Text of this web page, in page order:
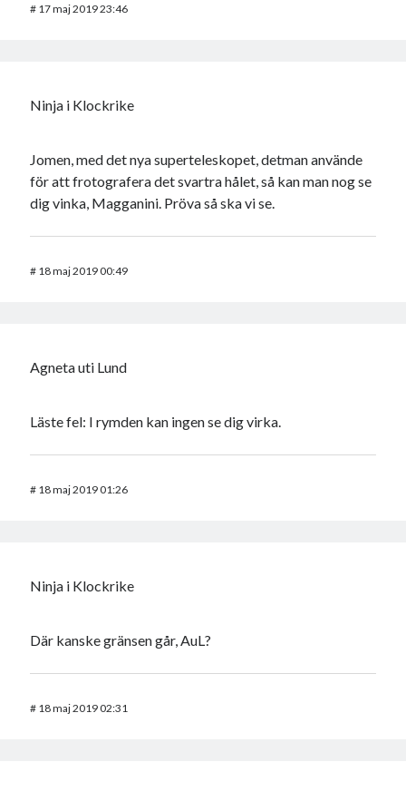
# 17 maj 2019 23:46
Ninja i Klockrike
Jomen, med det nya superteleskopet, detman använde
för att frotografera det svartra hålet, så kan man nog se
dig vinka, Magganini. Pröva så ska vi se.
# 18 maj 2019 00:49
Agneta uti Lund
Läste fel: I rymden kan ingen se dig virka.
# 18 maj 2019 01:26
Ninja i Klockrike
Där kanske gränsen går, AuL?
# 18 maj 2019 02:31